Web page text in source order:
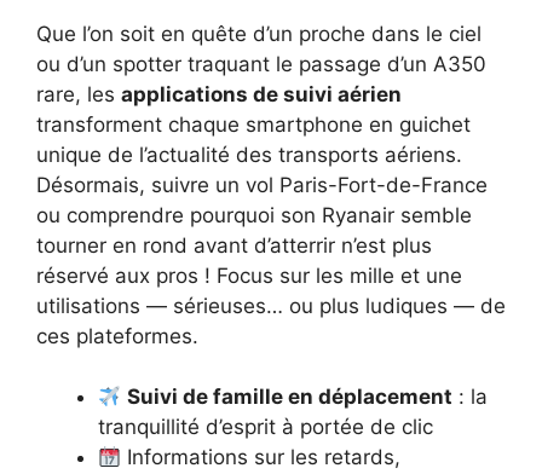
Que l’on soit en quête d’un proche dans le ciel
ou d’un spotter traquant le passage d’un A350
rare, les applications de suivi aérien
transforment chaque smartphone en guichet
unique de l’actualité des transports aériens.
Désormais, suivre un vol Paris-Fort-de-France
ou comprendre pourquoi son Ryanair semble
tourner en rond avant d’atterrir n’est plus
réservé aux pros ! Focus sur les mille et une
utilisations — sérieuses… ou plus ludiques — de
ces plateformes.
Suivi de famille en déplacement : la
tranquillité d’esprit à portée de clic
Informations sur les retards,